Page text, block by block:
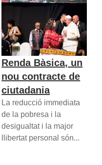
Renda Bàsica, un
nou contracte de
ciutadania
La reducció immediata
de la pobresa i la
desigualtat i la major
llibertat personal són...